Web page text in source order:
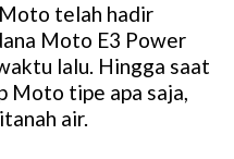
telah hadir
Moto E3 Power
lalu. Hingga saat
Moto tipe apa saja,
air.